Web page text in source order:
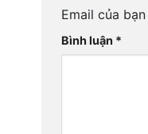
Email của
Bình luận *